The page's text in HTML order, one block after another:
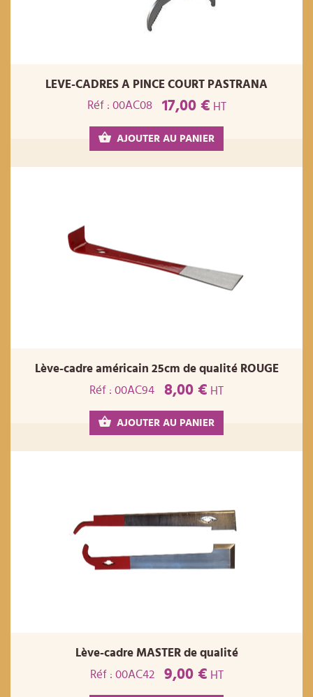
LEVE-CADRES A PINCE COURT PASTRANA
Réf : 00AC08
17,00 € HT
AJOUTER AU PANIER
Lève-cadre américain 25cm de qualité ROUGE
Réf : 00AC94
8,00 € HT
AJOUTER AU PANIER
Lève-cadre MASTER de qualité
Réf : 00AC42
9,00 € HT